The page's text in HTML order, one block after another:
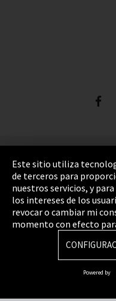
Pie de imprenta
Política de privacidad
Cookie Settings
Términos y
Mapa del sitio
Integrity Line
Este sitio utiliza
de terceros para
nuestros servicios, y
los intereses de los
revocar o cambiar mi
momento con efecto
Powered by